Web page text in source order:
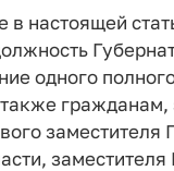
в настоящей
одного
заместителя
заместителя